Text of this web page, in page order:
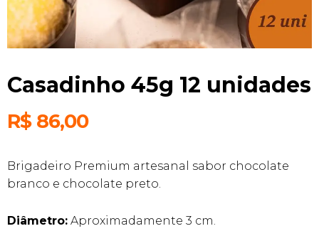
Casadinho 45g 12 unidades
R$86,00
Brigadeiro Premium artesanal sabor chocolate
branco e chocolate preto.
Diâmetro: Aproximadamente 3 cm.